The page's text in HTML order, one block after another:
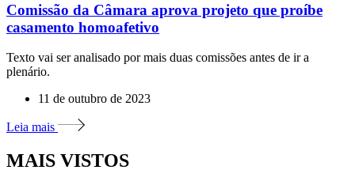
Comissão da Câmara aprova projeto que proíbe
casamento homoafetivo
Texto vai ser analisado por mais duas comissões antes de ir a
plenário.
11 de outubro de 2023
Leia mais
MAIS VISTOS